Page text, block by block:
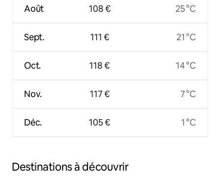
Août
Sept.
Oct.
Nov.
Déc.
108 €
111 €
118 €
117 €
105 €
25 °C
21 °C
14 °C
7 °C
1 °C
Destinations à découvrir